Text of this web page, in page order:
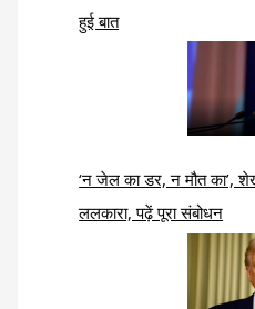
हुई बात
‘न जेल का डर, न मौत का’,
ललकारा, पढ़ें पूरा संबोधन